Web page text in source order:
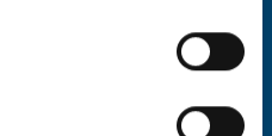
it/pr
R&S e
batterie